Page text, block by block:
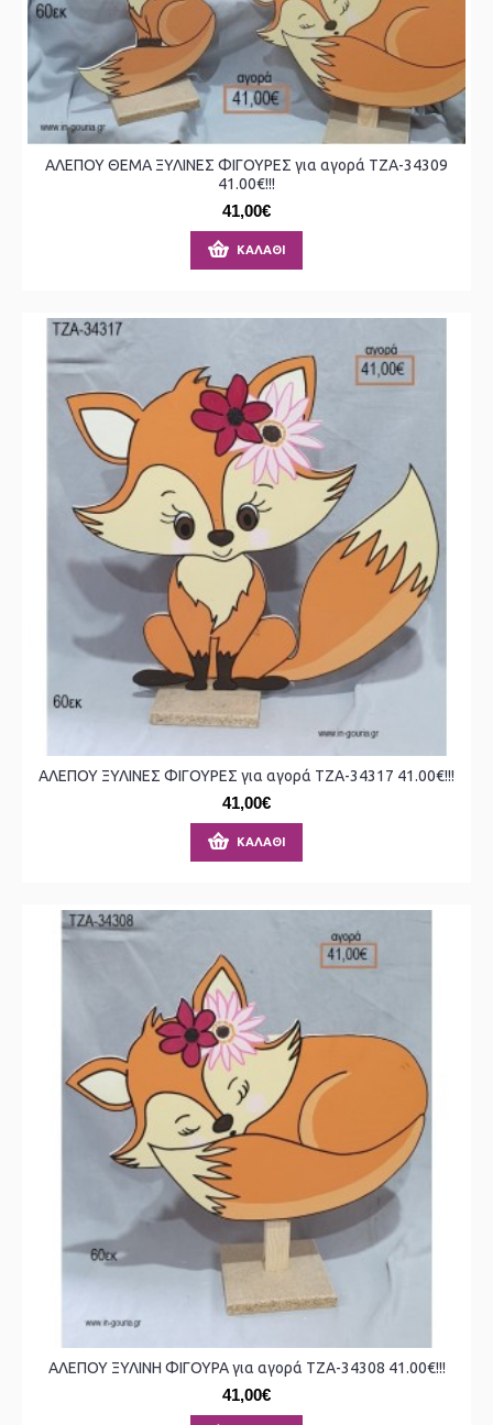
ΑΛΕΠΟΥ ΘΕΜΑ ΞΥΛΙΝΕΣ ΦΙΓΟΥΡΕΣ για αγορά ΤΖΑ-34309
41.00€!!!
41,00€
ΚΑΛΆΘΙ
ΑΛΕΠΟΥ ΞΥΛΙΝΕΣ ΦΙΓΟΥΡΕΣ για αγορά ΤΖΑ-34317 41.00€!!!
41,00€
ΚΑΛΆΘΙ
ΑΛΕΠΟΥ ΞΥΛΙΝΗ ΦΙΓΟΥΡΑ για αγορά ΤΖΑ-34308 41.00€!!!
41,00€